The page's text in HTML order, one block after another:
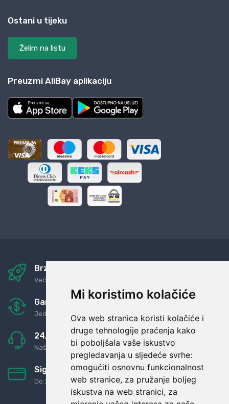
Mi koristimo kolačiće
Ova web stranica koristi kolačiće i
druge tehnologije praćenja kako
bi poboljšala vaše iskustvo
pregledavanja u sljedeće svrhe:
omogućiti osnovnu funkcionalnost
web stranice, za pružanje boljeg
iskustva na web stranici, za
Ostani u tijeku
Želim na listu
Preuzmi AliBay aplikaciju
Brza i sigurna dostava
Već za nekoliko dana kod vas
Garancija u povrat novaca
Jednostavno pravilo: Roba za novac
24/7 odlična podrška
Naši agenti uvijek na raspolaganju
Sigurno obročno plaćanje
Do 24 rata bez kamata